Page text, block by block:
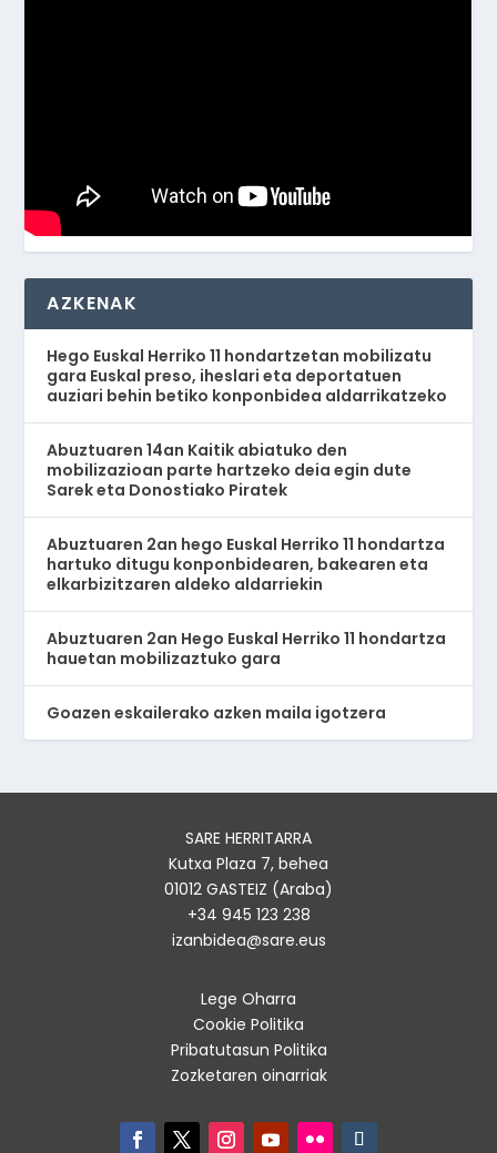
AZKENAK
Hego Euskal Herriko 11 hondartzetan mobilizatu
gara Euskal preso, iheslari eta deportatuen
auziari behin betiko konponbidea aldarrikatzeko
Abuztuaren 14an Kaitik abiatuko den
mobilizazioan parte hartzeko deia egin dute
Sarek eta Donostiako Piratek
Abuztuaren 2an hego Euskal Herriko 11 hondartza
hartuko ditugu konponbidearen, bakearen eta
elkarbizitzaren aldeko aldarriekin
Abuztuaren 2an Hego Euskal Herriko 11 hondartza
hauetan mobilizaztuko gara
Goazen eskailerako azken maila igotzera
SARE HERRITARRA
Kutxa Plaza 7, behea
01012 GASTEIZ (Araba)
+34 945 123 238
izanbidea@sare.eus
Lege Oharra
Cookie Politika
Pribatutasun Politika
Zozketaren oinarriak